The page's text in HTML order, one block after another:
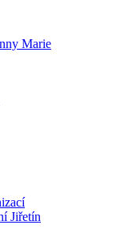
Marie
Jiřetín